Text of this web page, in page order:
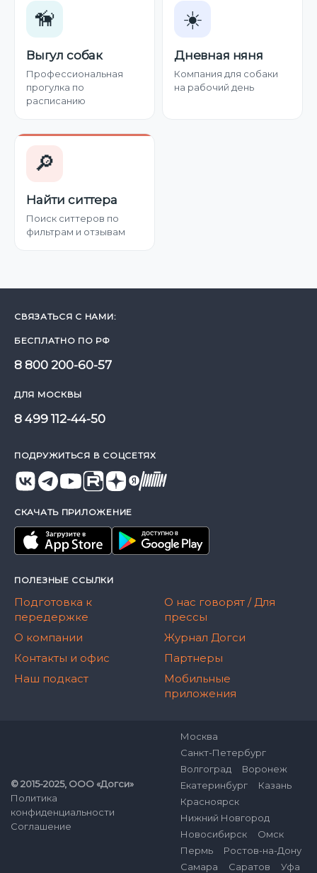
🦮
Выгул собак
Профессиональная
прогулка по
расписанию
☀️
Дневная няня
Компания для собаки
на рабочий день
🔎
Найти ситтера
Поиск ситтеров по
фильтрам и отзывам
СВЯЗАТЬСЯ С НАМИ:
БЕСПЛАТНО ПО РФ
8 800 200-60-57
ДЛЯ МОСКВЫ
8 499 112-44-50
ПОДРУЖИТЬСЯ В СОЦСЕТЯХ
СКАЧАТЬ ПРИЛОЖЕНИЕ
ПОЛЕЗНЫЕ ССЫЛКИ
Подготовка к
передержке
О компании
Контакты и офис
Наш подкаст
О нас говорят / Для
прессы
Журнал Догси
Партнеры
Мобильные
приложения
© 2015-2025, ООО «Догси»
Политика
конфиденциальности
Соглашение
Москва
Санкт-Петербург
Волгоград
Воронеж
Екатеринбург
Казань
Красноярск
Нижний Новгород
Новосибирск
Омск
Пермь
Ростов-на-Дону
Самара
Саратов Уфа